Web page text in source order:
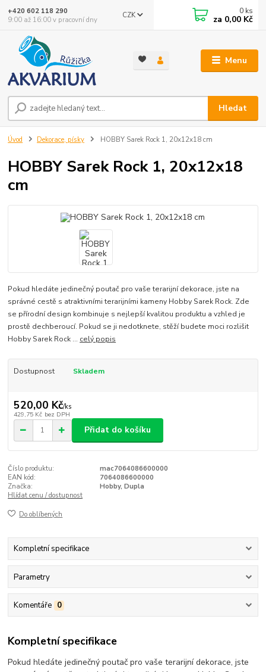
Menu
CZK
Hledat
+420 602 118 290
9:00 až 16:00 v pracovní dny
0 ks
za 0,00 Kč
Úvod Dekorace, písky HOBBY Sarek Rock 1, 20x12x18 cm
HOBBY Sarek Rock 1, 20x12x18
cm
Pokud hledáte jedinečný poutač pro vaše terarijní dekorace, jste na
správné cestě s atraktivními terarijními kameny Hobby Sarek Rock. Zde
se přírodní design kombinuje s nejlepší kvalitou produktu a vzhled je
prostě dechberoucí. Pokud se ji nedotknete, stěží budete moci rozlišit
Hobby Sarek Rock ... celý popis
Dostupnost Skladem
520,00 Kč/ks
429,75 Kč bez DPH
Přidat do košíku
Číslo produktu:
mac7064086600000
EAN kód:
7064086600000
Značka:
Hobby, Dupla
Hlídat cenu / dostupnost
Do oblíbených
Kompletní specifikace
Parametry
Komentáře 0
Kompletní specifikace
Pokud hledáte jedinečný poutač pro vaše terarijní dekorace, jste